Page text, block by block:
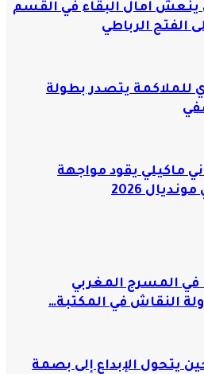
ينعش آمال البقاء في القسم
الفتح الرباطي
للملاكمة يتصدر بطولة
ماكيلي يقود مواجهة
2026
المسرح المغربي
النقاش في المكتبة…
يتحول الإبداع إلى بصمة